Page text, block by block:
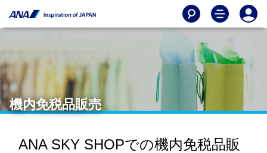
機内免税品販売
ANA SKY SHOPでの機内免税品販